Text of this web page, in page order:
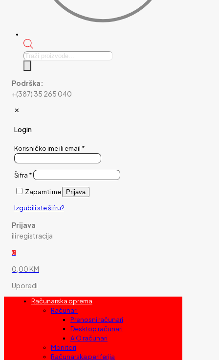
Products
Podrška:
+(387) 35 265 040
✕
Login
Korisničko ime ili email *
Šifra *
Zapamti me Prijava
Izgubili ste šifru?
Prijava
ili registracija
0
0,00 KM
Uporedi
Računarska oprema
Računari
Prenosni računari
Desktop računari
AIO računari
Monitori
Računarska periferija